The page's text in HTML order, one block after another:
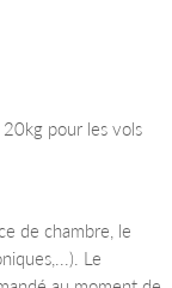
20kg pour les vols
de chambre, le
Le